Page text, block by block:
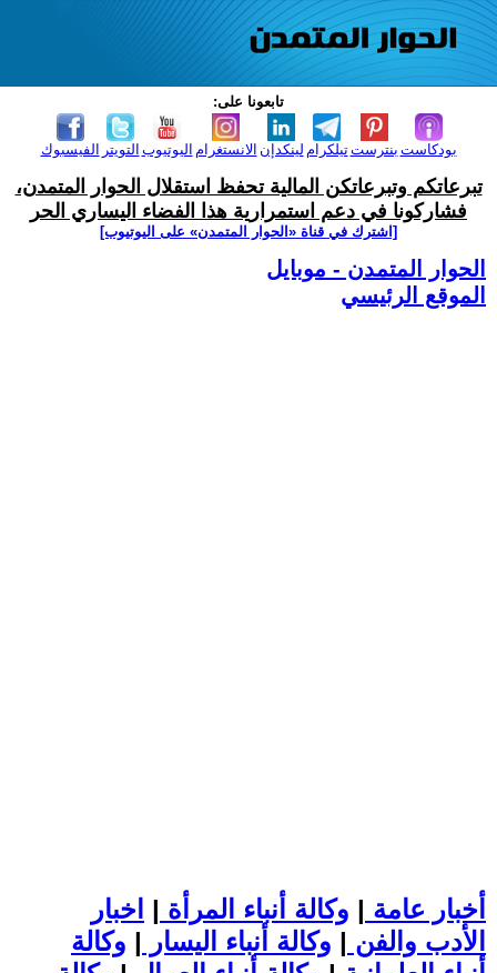
تابعونا على:
الفيسبوك التويتر اليوتيوب الانستغرام لينكدإن تيلكرامبنترست بودكاست
تبرعاتكم وتبرعاتكن المالية تحفظ استقلال الحوار المتمدن،
فشاركونا في دعم استمرارية هذا الفضاء اليساري الحر
[اشترك في قناة ‫«الحوار المتمدن» على اليوتيوب]
الحوار المتمدن - موبايل
الموقع الرئيسي
أخبار عامة | وكالة أنباء المرأة | اخبار
الأدب والفن | وكالة أنباء اليسار | وكالة